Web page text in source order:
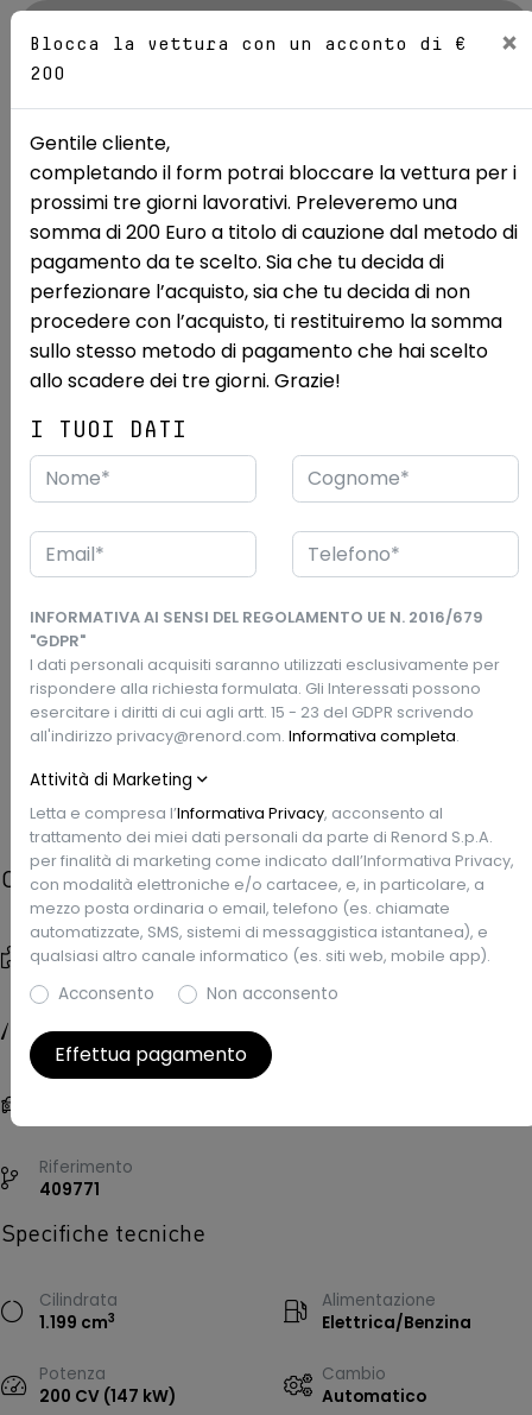
Sedi
Mostra le 18 foto
Usate Renault Austral
RENAULT Austral 1.2 E-Tech full
hybrid Techno 200cv auto
USATO RENORD PRIME
NEOPATENTATI
CAMBIO AUTOMATICO
4/2023
Desideri vedere questa vettura dal vivo?
Vieni a vederla presso:
Renord S.p.a.
360°Esterni
Prezzo Renord
€25.400
Caratteristiche
Tipo di veicolo
Usata
Data Imm.
4/2023
33.364 km
Riferimento
409771
Specifiche tecniche
Cilindrata
1.199 cm3
Alimentazione
Elettrica/Benzina
Potenza
200 CV (147 kW)
Cambio
Automatico
Blocca la vettura con un acconto di €
200
×
Gentile cliente,
completando il form potrai bloccare la vettura per i
prossimi tre giorni lavorativi. Preleveremo una
somma di 200 Euro a titolo di cauzione dal metodo di
pagamento da te scelto. Sia che tu decida di
perfezionare l’acquisto, sia che tu decida di non
procedere con l’acquisto, ti restituiremo la somma
sullo stesso metodo di pagamento che hai scelto
allo scadere dei tre giorni. Grazie!
I TUOI DATI
INFORMATIVA AI SENSI DEL REGOLAMENTO UE N. 2016/679
"GDPR"
I dati personali acquisiti saranno utilizzati esclusivamente per
rispondere alla richiesta formulata. Gli Interessati possono
esercitare i diritti di cui agli artt. 15 - 23 del GDPR scrivendo
all'indirizzo privacy@renord.com. Informativa completa.
Attività di Marketing
Letta e compresa l’Informativa Privacy, acconsento al
trattamento dei miei dati personali da parte di Renord S.p.A.
per finalità di marketing come indicato dall’Informativa Privacy,
con modalità elettroniche e/o cartacee, e, in particolare, a
mezzo posta ordinaria o email, telefono (es. chiamate
automatizzate, SMS, sistemi di messaggistica istantanea), e
qualsiasi altro canale informatico (es. siti web, mobile app).
Acconsento Non acconsento
Effettua pagamento